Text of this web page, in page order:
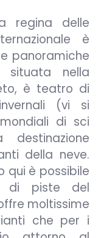
regina delle
è
panoramiche
situata nella
è teatro di
(vi si
di sci
della neve.
qui è possibile
di piste del
moltissime
che per i